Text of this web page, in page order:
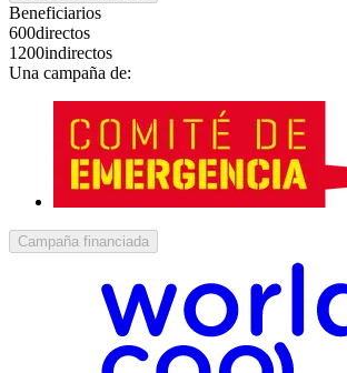
Beneficiarios
600directos
1200indirectos
Una campaña de:
Campaña financiada